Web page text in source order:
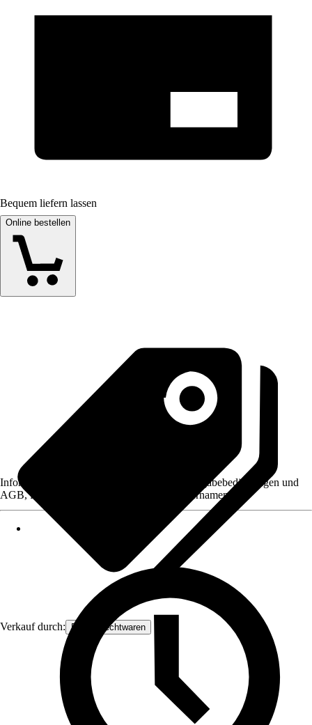
Bequem liefern lassen
Online bestellen
Verkauf durch: Frank Flechtwaren
Informationen des Verkäufers, wie z. B. Rückgabebedingungen und
AGB, finden Sie bei Klick auf den Verkäufernamen.